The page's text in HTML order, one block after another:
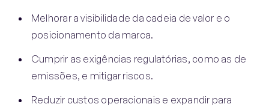
Melhorar a visibilidade da cadeia de valor e o
posicionamento da marca.
Cumprir as exigências regulatórias, como as de
emissões, e mitigar riscos.
Reduzir custos operacionais e expandir para